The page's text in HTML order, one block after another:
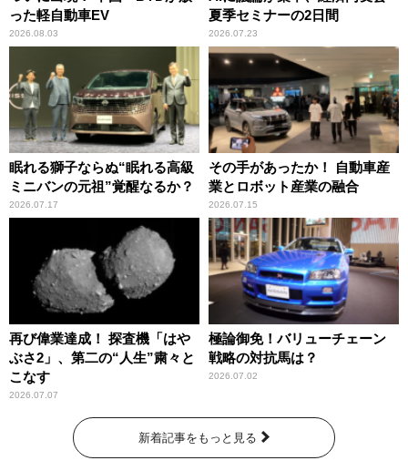
った軽自動車EV
2026.08.03
夏季セミナーの2日間
2026.07.23
眠れる獅子ならぬ“眠れる高級
ミニバンの元祖”覚醒なるか？
2026.07.17
その手があったか！ 自動車産
業とロボット産業の融合
2026.07.15
再び偉業達成！ 探査機「はや
ぶさ2」、第二の“人生”粛々と
こなす
2026.07.07
極論御免！バリューチェーン
戦略の対抗馬は？
2026.07.02
新着記事をもっと見る